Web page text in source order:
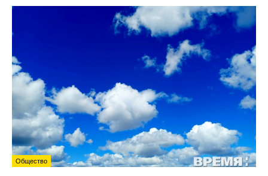
Общество